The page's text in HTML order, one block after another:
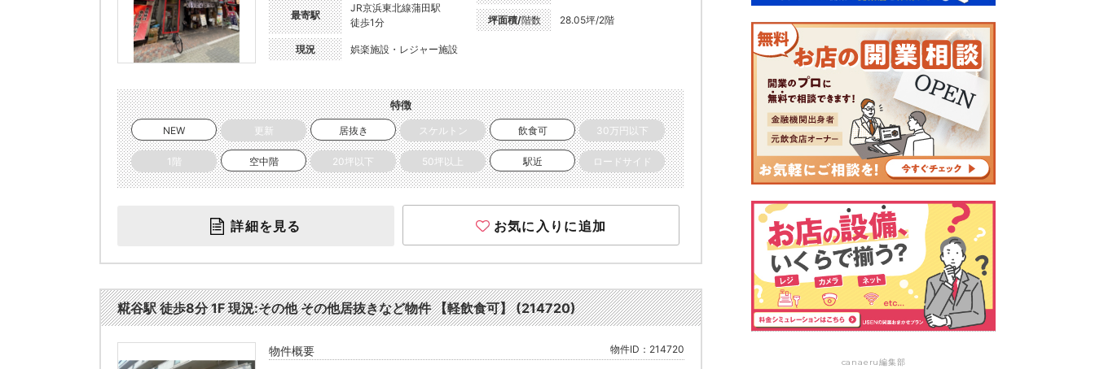
最寄駅
JR京浜東北線蒲田駅
徒歩1分
現況 娯楽施設・レジャー施設
坪面積/階数 28.05坪/2階
特徴
NEW 更新 居抜き スケルトン 飲食可 30万円以下
1階 空中階 20坪以下 50坪以上 駅近 ロードサイド
詳細を見る お気に入りに追加
糀谷駅 徒歩8分 1F 現況:その他 その他居抜きなど物件 【軽飲食可】 (214720)
物件概要 物件ID：214720
canaeru編集部